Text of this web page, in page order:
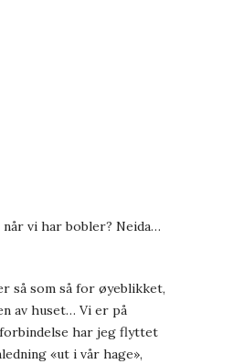
vi har bobler? Neida…
så som så for øyeblikket,
av huset… Vi er på
har jeg flyttet
«ut i vår hage»,